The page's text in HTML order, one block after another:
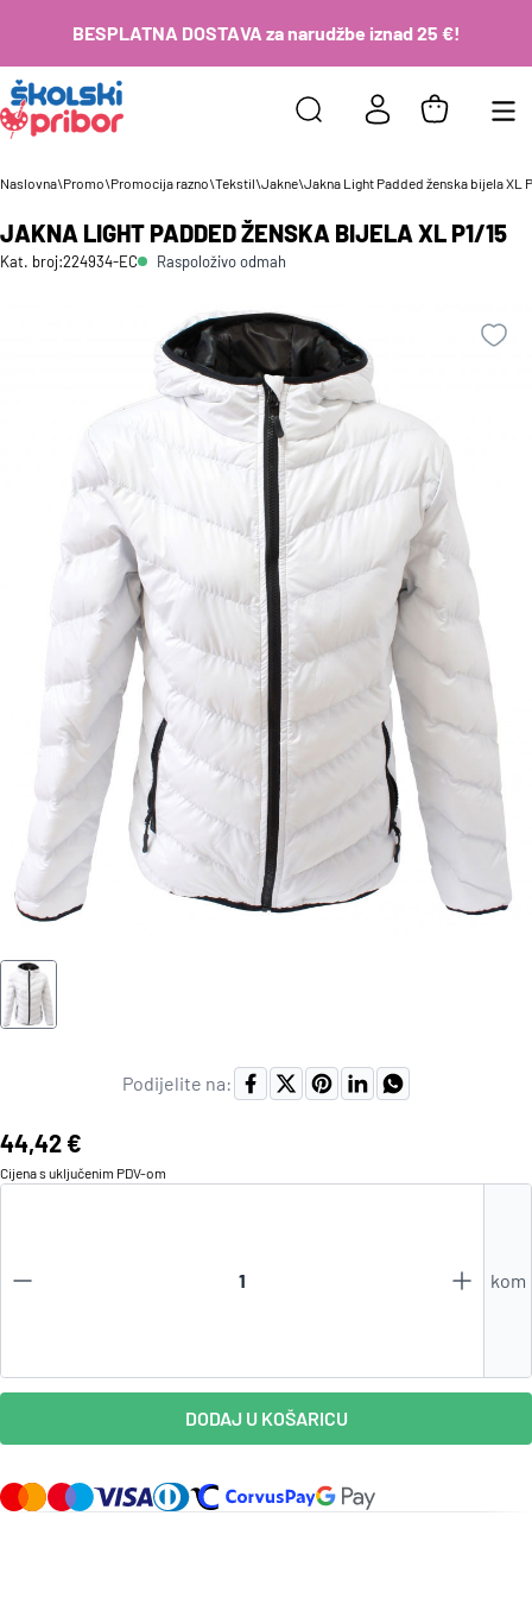
BESPLATNA DOSTAVA za narudžbe iznad 25 €!
Podijelite na:
Naslovna\Promo\Promocija razno\Tekstil\Jakne\Jakna Light Padded ženska bijela XL
JAKNA LIGHT PADDED ŽENSKA BIJELA XL P1/15
Kat. broj:224934-EC Raspoloživo odmah
Cijena:
44,42 €
Cijena s uključenim PDV-om
kom
DODAJ U KOŠARICU